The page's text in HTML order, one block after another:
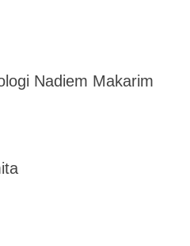
Nadiem Makarim